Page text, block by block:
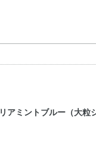
アミントブルー（大粒